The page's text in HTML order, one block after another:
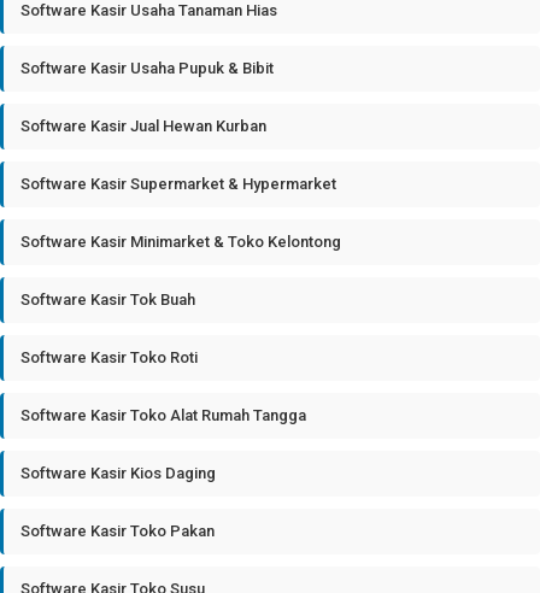
Software Kasir Usaha Tanaman Hias
Software Kasir Usaha Pupuk & Bibit
Software Kasir Jual Hewan Kurban
Software Kasir Supermarket & Hypermarket
Software Kasir Minimarket & Toko Kelontong
Software Kasir Tok Buah
Software Kasir Toko Roti
Software Kasir Toko Alat Rumah Tangga
Software Kasir Kios Daging
Software Kasir Toko Pakan
Software Kasir Toko Susu